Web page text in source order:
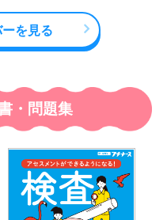
を見る
・問題集